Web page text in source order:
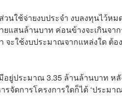
นใช้จ่ายงบประจำ งบลงทุนไว้หม
แสนล้านบาท ค่อนข้างจะเกินจา
จะใช้งบประมาณจากแหล่งใด ต้อ
อยู่ประมาณ 3.35 ล้านล้านบาท ห
รจัดการโครงการใดก็ได้ ‘ประมา